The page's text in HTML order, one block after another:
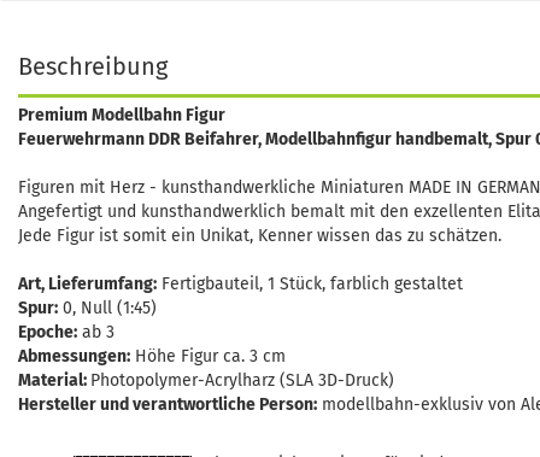
Beschreibung
Premium Modellbahn Figur
Feuerwehrmann DDR Beifahrer, Modellbahnfigur handbemalt,
Figuren mit Herz - kunsthandwerkliche Miniaturen MADE IN
Angefertigt und kunsthandwerklich bemalt mit den exzellenten
Jede Figur ist somit ein Unikat, Kenner wissen das zu schätzen.
Art, Lieferumfang: Fertigbauteil, 1 Stück, farblich gestaltet
Spur: 0, Null (1:45)
Epoche: ab 3
Abmessungen: Höhe Figur ca. 3 cm
Material: Photopolymer-Acrylharz (SLA 3D-Druck)
Hersteller und verantwortliche Person: modellbahn-exklusiv von